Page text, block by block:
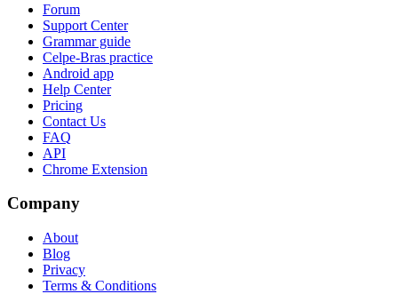
Forum
Support Center
Grammar guide
Celpe-Bras practice
Android app
Help Center
Pricing
Contact Us
FAQ
API
Chrome Extension
Company
About
Blog
Privacy
Terms & Conditions